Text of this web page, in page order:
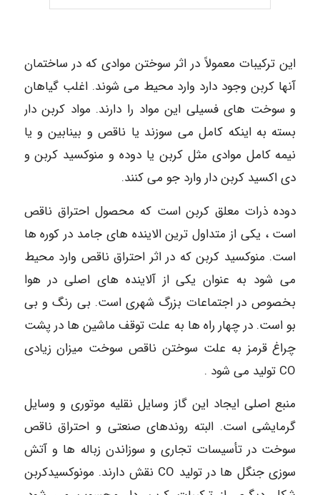
این ترکیبات معمولاً در اثر سوختن موادی که در ساختمان
آنها کربن وجود دارد وارد محیط می شوند. اغلب گیاهان
و سوخت های فسیلی این مواد را دارند. مواد کربن دار
بسته به اینکه کامل می سوزند یا ناقص و بینابین و یا
نیمه کامل موادی مثل کربن یا دوده و منوکسید کربن و
دی اکسید کربن دار وارد جو می کنند.
دوده ذرات معلق کربن است که محصول احتراق ناقص
است ، یکی از متداول ترین الاینده های جامد در کوره ها
است. منوکسید کربن که در اثر احتراق ناقص وارد محیط
می شود به عنوان یکی از آلاینده های اصلی در هوا
بخصوص در اجتماعات بزرگ شهری است. بی رنگ و بی
بو است. در چهار راه ها به علت توقف ماشین ها در پشت
چراغ قرمز به علت سوختن ناقص سوخت میزان زیادی
CO تولید می شود .
منبع اصلی ایجاد این گاز وسایل نقلیه موتوری و وسایل
گرمایشی است. البته روندهای صنعتی و احتراق ناقص
سوخت در تأسیسات تجاری و سوزاندن زباله ها و آتش
سوزی جنگل ها در تولید CO نقش دارند. مونوکسیدکربن